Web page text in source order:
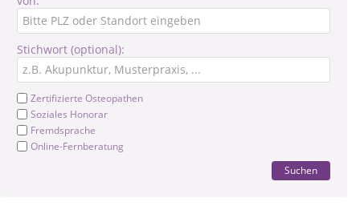
Stichwort (optional):
Zertifizierte Osteopathen
Soziales Honorar
Fremdsprache
Online-Fernberatung
Suchen